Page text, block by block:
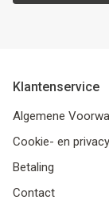
Klantenservice
Algemene
Cookie- en
Betaling
Contact